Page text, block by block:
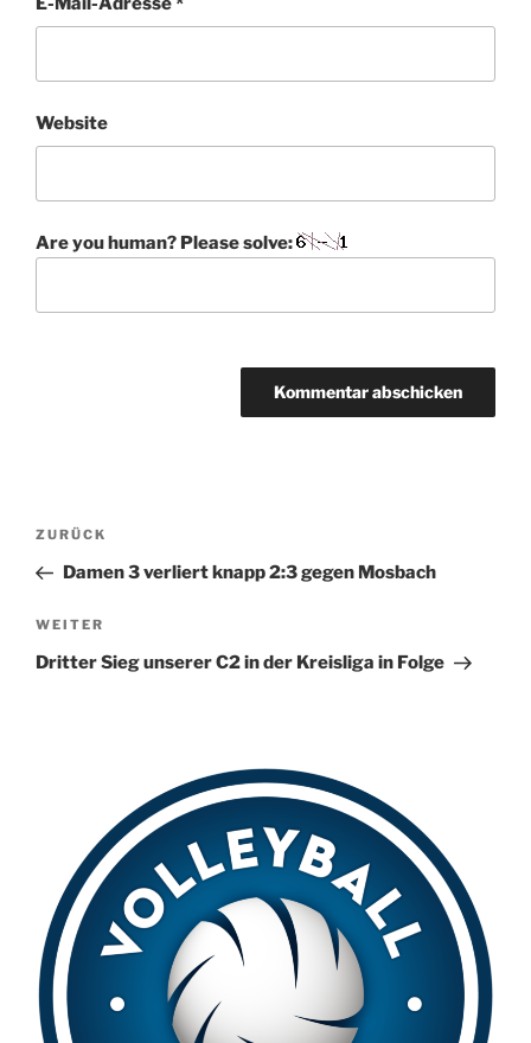
Website
Are you human? Please solve:
e
r
a
t
Beitragsnavigation
Vorheriger
Beitrag
ZURÜCK
Damen 3 verliert knapp 2:3 gegen Mosbach
Nächster
Beitrag
WEITER
Dritter Sieg unserer C2 in der Kreisliga in Folge